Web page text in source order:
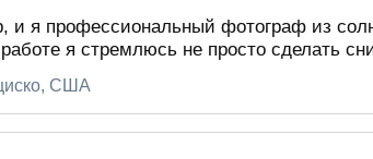
я профессиональный фотограф из
я стремлюсь не просто сделать
США